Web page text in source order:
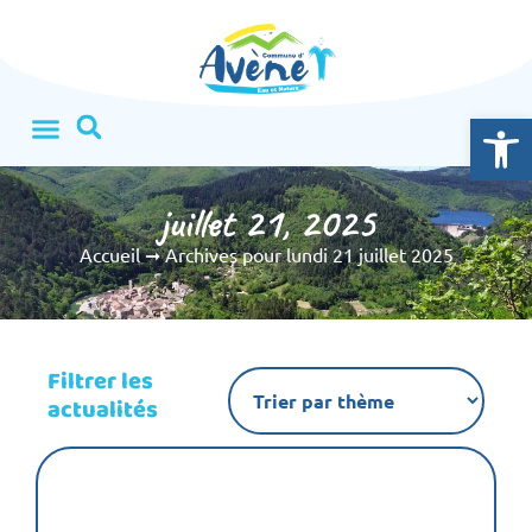
Ouvrir
juillet 21, 2025
Accueil➞Archives pour lundi 21 juillet 2025
Filtrer les
actualités